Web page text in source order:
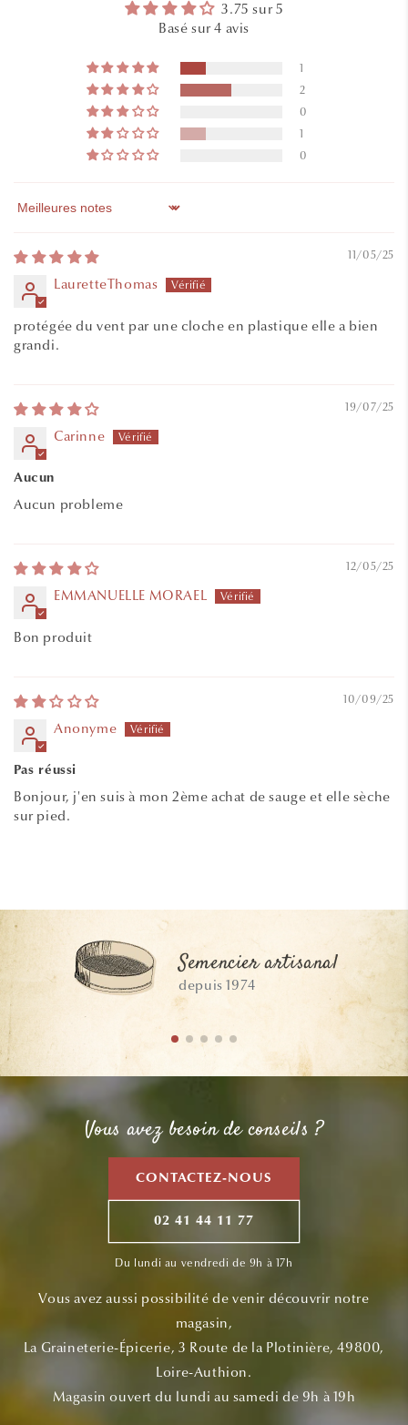
3.75 sur 5
Basé sur 4 avis
1
2
0
1
0
Sort by
11/05/25
LauretteThomas
protégée du vent par une cloche en plastique elle a bien
grandi.
19/07/25
Carinne
Aucun
Aucun probleme
12/05/25
EMMANUELLE MORAEL
Bon produit
10/09/25
Anonyme
Pas réussi
Bonjour, j'en suis à mon 2ème achat de sauge et elle sèche
sur pied.
Semencier artisanal
depuis 1974
Vous avez besoin de conseils ?
CONTACTEZ-NOUS
02 41 44 11 77
Du lundi au vendredi de 9h à 17h
Vous avez aussi possibilité de venir découvrir notre
magasin,
La Graineterie-Épicerie, 3 Route de la Plotinière, 49800,
Loire-Authion.
Magasin ouvert du lundi au samedi de 9h à 19h